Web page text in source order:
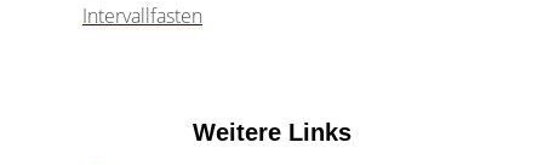
Intervallfasten
Weitere Links